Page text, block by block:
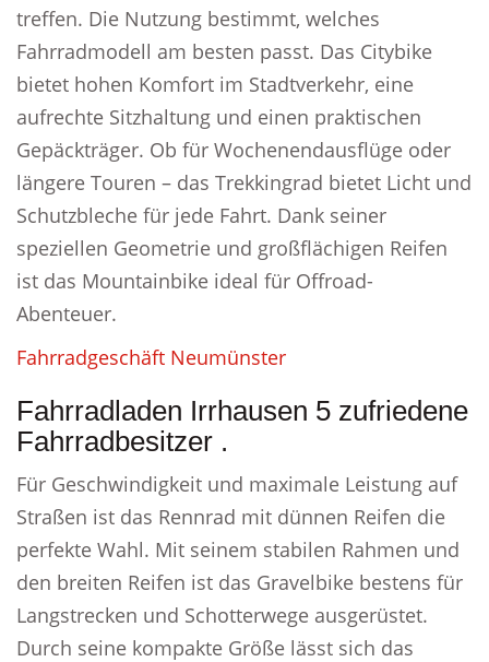
treffen. Die Nutzung bestimmt, welches
Fahrradmodell am besten passt. Das Citybike
bietet hohen Komfort im Stadtverkehr, eine
aufrechte Sitzhaltung und einen praktischen
Gepäckträger. Ob für Wochenendausflüge oder
längere Touren – das Trekkingrad bietet Licht und
Schutzbleche für jede Fahrt. Dank seiner
speziellen Geometrie und großflächigen Reifen
ist das Mountainbike ideal für Offroad-
Abenteuer.
Fahrradgeschäft Neumünster
Fahrradladen Irrhausen 5 zufriedene
Fahrradbesitzer .
Für Geschwindigkeit und maximale Leistung auf
Straßen ist das Rennrad mit dünnen Reifen die
perfekte Wahl. Mit seinem stabilen Rahmen und
den breiten Reifen ist das Gravelbike bestens für
Langstrecken und Schotterwege ausgerüstet.
Durch seine kompakte Größe lässt sich das